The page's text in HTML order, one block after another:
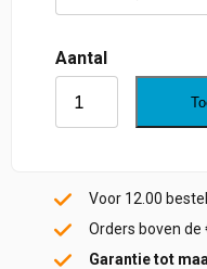
HC
aantal
Voor 12.00
Orders boven de
Garantie tot